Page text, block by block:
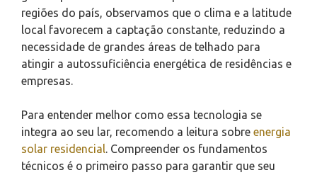
regiões do país, observamos que o clima e a latitude
local favorecem a captação constante, reduzindo a
necessidade de grandes áreas de telhado para
atingir a autossuficiência energética de residências e
empresas.
Para entender melhor como essa tecnologia se
integra ao seu lar, recomendo a leitura sobre energia
solar residencial
. Compreender os fundamentos
técnicos é o primeiro passo para garantir que seu